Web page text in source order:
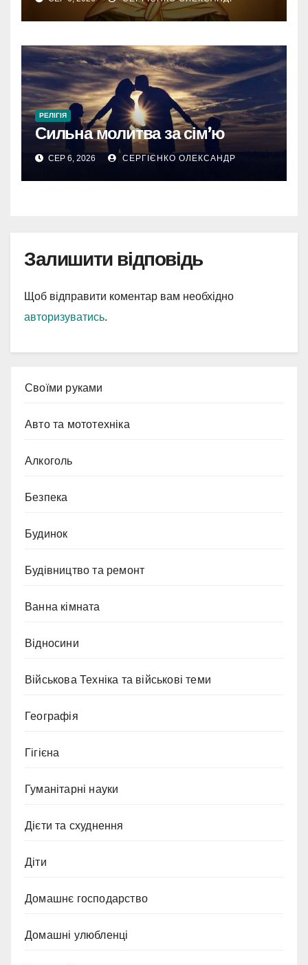
РЕЛІГІЯ
Сильна молитва за сім’ю
СЕР 6, 2026 СЕРГІЄНКО ОЛЕКСАНДР
Залишити відповідь
Щоб відправити коментар вам необхідно
авторизуватись.
Cвоїми руками
Авто та мототехніка
Алкоголь
Безпека
Будинок
Будівництво та ремонт
Ванна кімната
Відносини
Військова Техніка та військові теми
Географія
Гігієна
Гуманітарні науки
Дієти та схуднення
Діти
Домашнє господарство
Домашні улюбленці